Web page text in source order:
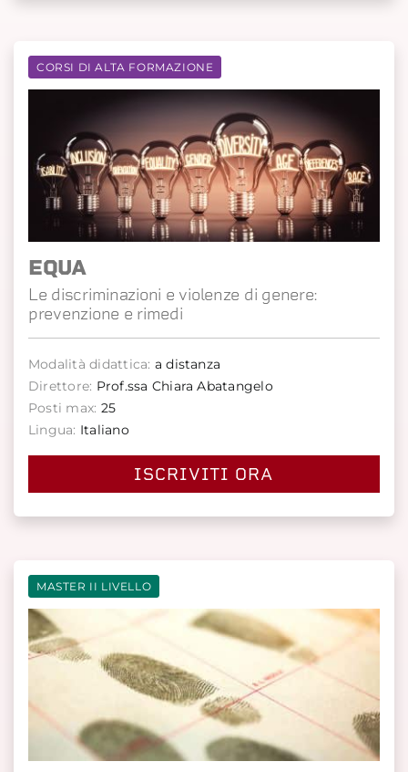
CORSI DI ALTA FORMAZIONE
EQUA
Le discriminazioni e violenze di genere:
prevenzione e rimedi
Modalità didattica: a distanza
Direttore: Prof.ssa Chiara Abatangelo
Posti max: 25
Lingua: Italiano
ISCRIVITI ORA
MASTER II LIVELLO